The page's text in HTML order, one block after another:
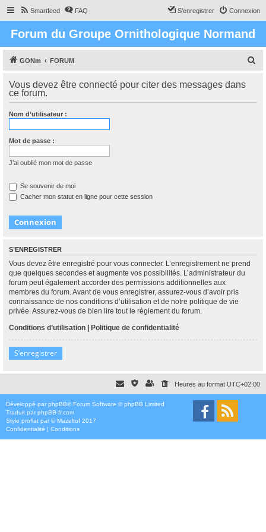
Smartfeed FAQ Connexion
S’enregistrer
Forum du Groupe Ornithologique Normand
GONm FORUM
h
Vous devez être connecté pour citer des messages dans
ce forum.
Nom d’utilisateur :
Mot de passe :
J’ai oublié mon mot de passe
Se souvenir de moi
Cacher mon statut en ligne pour cette session
S’ENREGISTRER
Vous devez être enregistré pour vous connecter. L’enregistrement ne prend
que quelques secondes et augmente vos possibilités. L’administrateur du
forum peut également accorder des permissions additionnelles aux
membres du forum. Avant de vous enregistrer, assurez-vous d’avoir pris
connaissance de nos conditions d’utilisation et de notre politique de vie
privée. Assurez-vous de bien lire tout le règlement du forum.
Conditions d’utilisation | Politique de confidentialité
S’enregistrer
Heures au format UTC+02:00
Développé par phpBB® Forum Software © phpBB Limited
Traduit par phpBB-fr.com
Style proflat par ©Mazeltof 2017
Confidentialité | Conditions